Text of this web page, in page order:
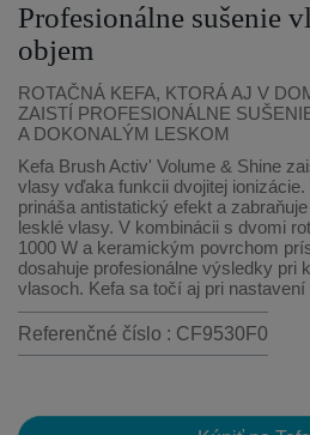
Profesionálne sušenie
objem
ROTAČNÁ KEFA, KTORÁ AJ V
ZAISTÍ PROFESIONÁLNE
A DOKONALÝM LESKOM
Kefa Brush Activ' Volume & Shine
vlasy vďaka funkcii dvojitej ionizácie.
prináša antistatický efekt a
lesklé vlasy. V kombinácii s dvomi
1000 W a keramickým povrchom
dosahuje profesionálne výsledky pri
vlasoch. Kefa sa točí aj pri
Referenčné číslo : CF9530F0